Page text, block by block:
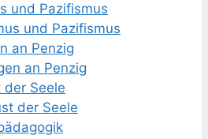
und Pazifismus
an Penzig
der Seele